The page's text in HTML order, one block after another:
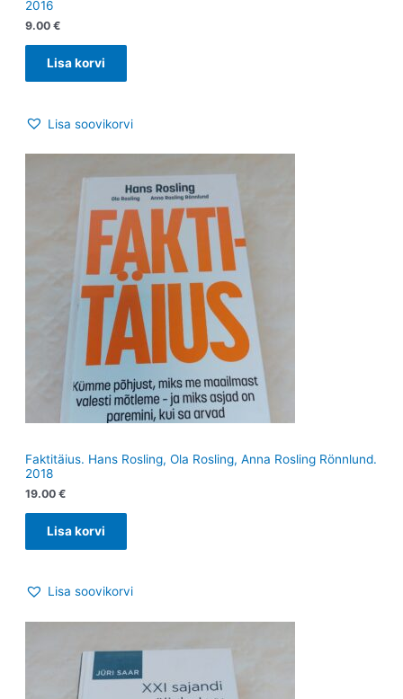
2016
9.00 €
Lisa korvi
Lisa soovikorvi
Faktitäius. Hans Rosling, Ola Rosling, Anna Rosling Rönnlund.
2018
19.00 €
Lisa korvi
Lisa soovikorvi